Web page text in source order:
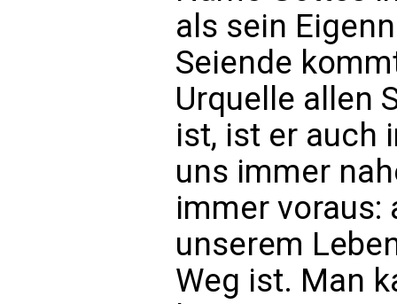
als sein
Seiende
Urquelle allen
ist, ist er auch
uns immer
immer voraus:
unserem
Weg ist. Man